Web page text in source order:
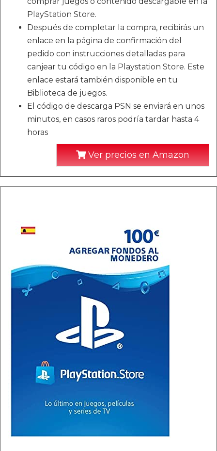
PlayStation Store.
Después de completar la compra, recibirás un
enlace en la página de confirmación del
pedido con instrucciones detalladas para
canjear tu código en la Playstation Store. Este
enlace estará también disponible en tu
Biblioteca de juegos.
El código de descarga PSN se enviará en unos
minutos, en casos raros podría tardar hasta 4
horas
Ver precios en Amazon